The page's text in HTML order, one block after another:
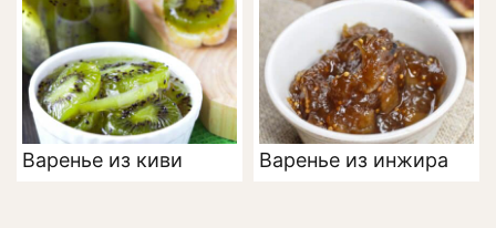
Варенье из киви Варенье из инжира